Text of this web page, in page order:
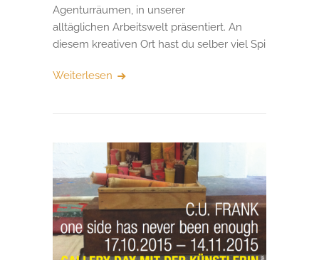
Agenturräumen, in unserer
alltäglichen Arbeitswelt präsentiert. An
diesem kreativen Ort hast du selber viel Spi
Weiterlesen